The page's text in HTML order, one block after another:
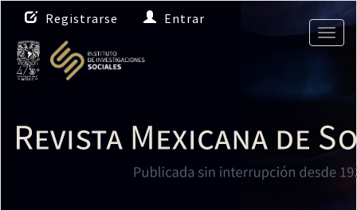
N
a
v
e
g
i
ó
Registrarse Entrar